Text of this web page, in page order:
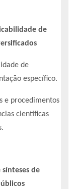
de
de
específico.
e procedimentos
cientificas
de